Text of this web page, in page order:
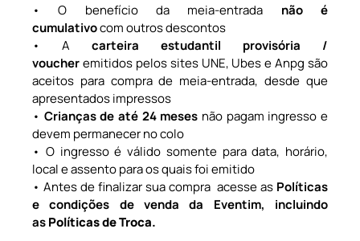
• O benefício da meia-entrada não é
cumulativocom outros descontos
• A carteira estudantil provisória /
voucheremitidos pelos sites UNE, Ubes e Anpg são
aceitos para compra de meia-entrada, desde que
apresentados impressos
• Crianças de até 24 meses não pagam ingresso e
devem permanecer no colo
• O ingresso é válido somente para data, horário,
local e assento para os quais foi emitido
• Antes de finalizar sua compra acesse as Políticas
e condições de venda da Eventim,
incluindo
asPolíticas de Troca.